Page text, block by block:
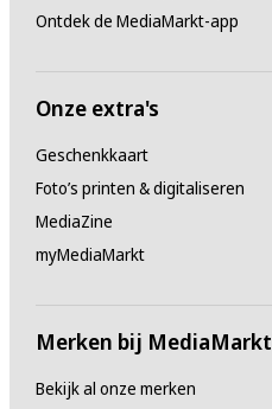
Ontdek de MediaMarkt-app
Onze extra's
Geschenkkaart
Foto’s printen & digitaliseren
MediaZine
myMediaMarkt
Merken bij MediaMarkt
Bekijk al onze merken